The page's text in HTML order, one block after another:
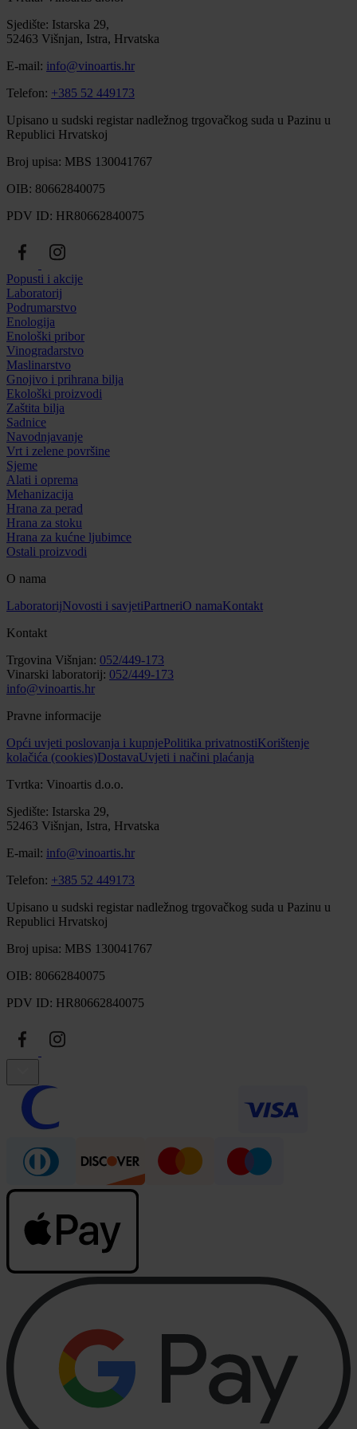
Sjedište: Istarska 29,
52463 Višnjan, Istra, Hrvatska
E-mail: info@vinoartis.hr
Telefon: +385 52 449173
Upisano u sudski registar nadležnog trgovačkog suda u Pazinu u
Republici Hrvatskoj
Broj upisa: MBS 130041767
OIB: 80662840075
PDV ID: HR80662840075
Popusti i akcije
Laboratorij
Podrumarstvo
Enologija
Enološki pribor
Vinogradarstvo
Maslinarstvo
Gnojivo i prihrana bilja
Ekološki proizvodi
Zaštita bilja
Sadnice
Navodnjavanje
Vrt i zelene površine
Sjeme
Alati i oprema
Mehanizacija
Hrana za perad
Hrana za stoku
Hrana za kućne ljubimce
Ostali proizvodi
O nama
LaboratorijNovosti i savjetiPartneriO namaKontakt
Kontakt
Trgovina Višnjan: 052/449-173
Vinarski laboratorij: 052/449-173
info@vinoartis.hr
Pravne informacije
Opći uvjeti poslovanja i kupnjePolitika privatnostiKorištenje
kolačića (cookies)DostavaUvjeti i načini plaćanja
Tvrtka: Vinoartis d.o.o.
Sjedište: Istarska 29,
52463 Višnjan, Istra, Hrvatska
E-mail: info@vinoartis.hr
Telefon: +385 52 449173
Upisano u sudski registar nadležnog trgovačkog suda u Pazinu u
Republici Hrvatskoj
Broj upisa: MBS 130041767
OIB: 80662840075
PDV ID: HR80662840075